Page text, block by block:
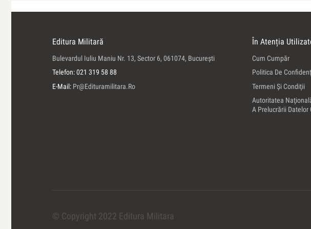
Editura Militară
Bulevardul Iuliu Maniu Nr. 13, Sector 6, 061074, Bucureşti
Telefon: 021 319 58 88
E-Mail: Pr@edituramilitara.ro
În Atenția
Cum Cumpăr
Politica De
Termeni Şi Condiţii
Autoritatea
A Prelucrării Datelor
© Copyright 2022 Editura Militara